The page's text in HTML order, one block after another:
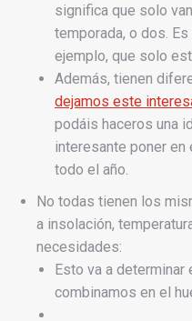
significa que solo
temporada, o dos.
ejemplo, que solo
Además, tienen
dejamos este
podáis haceros una
interesante poner en
todo el año.
No todas tienen los
a insolación,
necesidades:
Esto va a
combinamos en el